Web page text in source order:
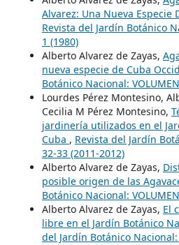
Alvarez: Una Nueva Especie
Revista del Jardín Botánico
1 (1980)
Alberto Alvarez de Zayas,
nueva especie de Cuba
Botánico Nacional:
Lourdes Pérez Montesino,
Cecilia M Pérez Montesino,
jardinería utilizados en el
Cuba , Revista del Jardín
32-33 (2011-2012)
Alberto Alvarez de Zayas,
posible origen de las
Botánico Nacional:
Alberto Alvarez de Zayas, El
libre en el Jardín Botánico
del Jardín Botánico Nacional: